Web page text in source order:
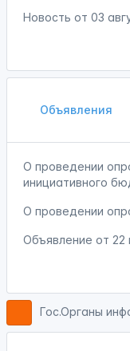
Новость от 03
Объявления
О проведении
инициативного
О проведении
Объявление от 22
Гос.Органы